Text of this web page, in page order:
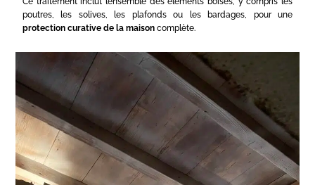
poutres, les solives, les plafonds ou les bardages, pour une
protection curative de la maison complète.